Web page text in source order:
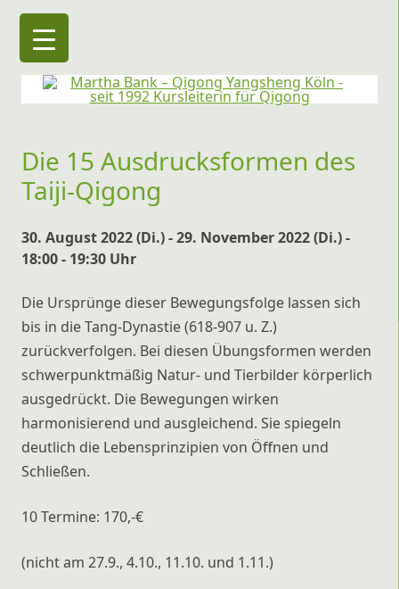
Martha Bank – Qigong Yangsheng Köln
seit 1992 Kursleiterin für Qigong
Die 15 Ausdrucksformen des
Taiji-Qigong
30. August 2022 (Di.) - 29. November 2022 (Di.) -
18:00 - 19:30 Uhr
Die Ursprünge dieser Bewegungsfolge lassen sich
bis in die Tang-Dynastie (618-907 u. Z.)
zurückverfolgen. Bei diesen Übungsformen werden
schwerpunktmäßig Natur- und Tierbilder körperlich
ausgedrückt. Die Bewegungen wirken
harmonisierend und ausgleichend. Sie spiegeln
deutlich die Lebensprinzipien von Öffnen und
Schließen.
10 Termine: 170,-€
(nicht am 27.9., 4.10., 11.10. und 1.11.)